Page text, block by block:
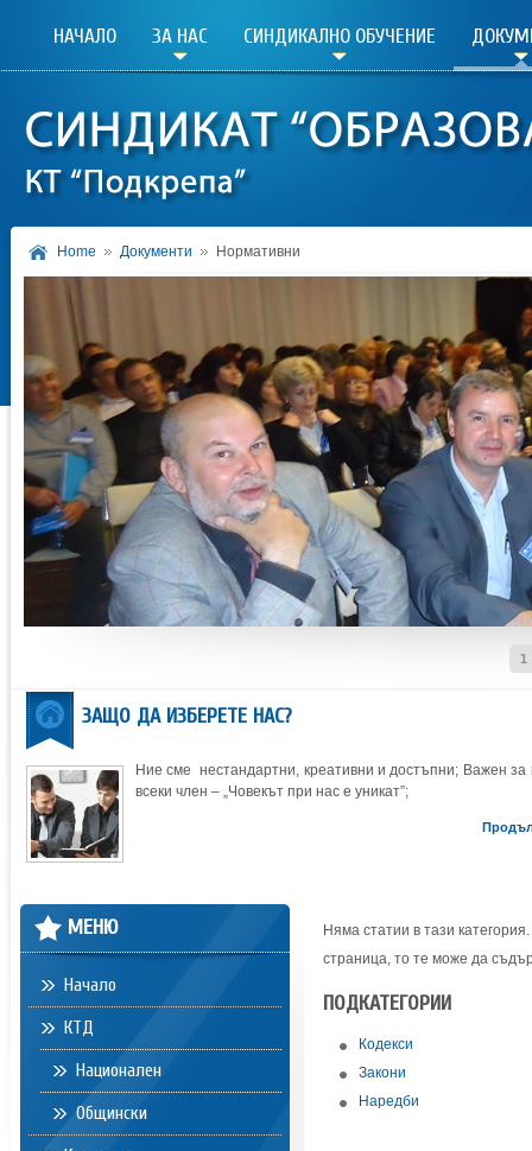
НАЧАЛО ЗА НАС СИНДИКАЛНО ОБУЧЕНИЕ
Home Документи Нормативни
1
ЗАЩО ДА ИЗБЕРЕТЕ НАС?
Ние сме нестандартни, креативни и достъпни; Важен за
всеки член – „Човекът при нас е уникат”;
Няма статии в тази
страница, то те може да
ПОДКАТЕГОРИИ
Кодекси
Закони
Наредби
МЕНЮ
Начало
КТД
Национален
Общински